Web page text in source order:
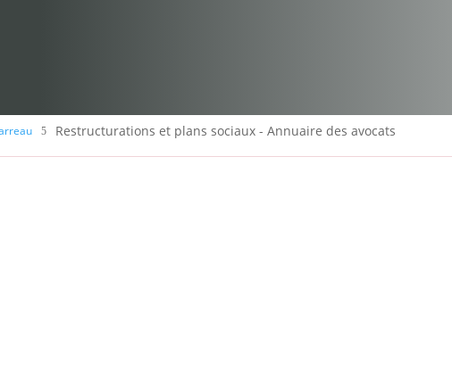
5 Restructurations et plans sociaux - Annuaire des avocats